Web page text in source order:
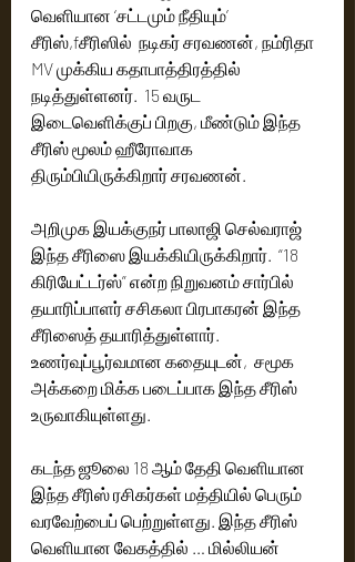
வெளியான ‘சட்டமும் நீதியும்’
சீரிஸ்,fசீரிஸில்  நடிகர் சரவணன், நம்ரிதா
MV முக்கிய கதாபாத்திரத்தில்
நடித்துள்ளனர்.  15 வருட
இடைவெளிக்குப் பிறகு, மீண்டும் இந்த
சீரிஸ் மூலம் ஹீரோவாக
திரும்பியிருக்கிறார் சரவணன்.
அறிமுக இயக்குநர் பாலாஜி செல்வராஜ்
இந்த சீரிஸை இயக்கியிருக்கிறார்.  “18
கிரியேட்டர்ஸ்” என்ற நிறுவனம் சார்பில்
தயாரிப்பாளர் சசிகலா பிரபாகரன் இந்த
சீரிஸைத் தயாரித்துள்ளார்.
உணர்வுப்பூர்வமான கதையுடன்,  சமூக
அக்கறை மிக்க படைப்பாக இந்த சீரிஸ்
உருவாகியுள்ளது.
கடந்த ஜூலை 18 ஆம் தேதி வெளியான
இந்த சீரிஸ் ரசிகர்கள் மத்தியில் பெரும்
வரவேற்பைப் பெற்றுள்ளது. இந்த சீரிஸ்
வெளியான வேகத்தில் … மில்லியன்